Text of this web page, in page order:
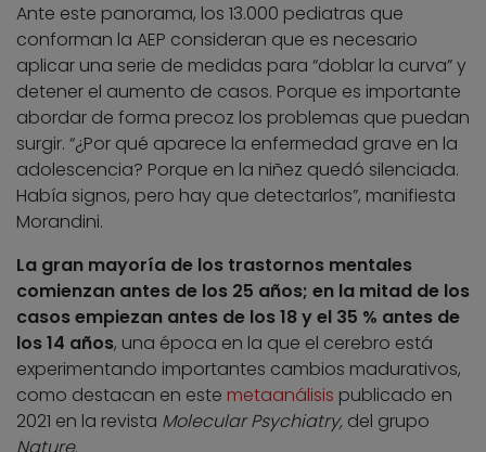
Ante este panorama, los 13.000 pediatras que
conforman la AEP consideran que es necesario
aplicar una serie de medidas para “doblar la curva” y
detener el aumento de casos. Porque es importante
abordar de forma precoz los problemas que puedan
surgir. “¿Por qué aparece la enfermedad grave en la
adolescencia? Porque en la niñez quedó silenciada.
Había signos, pero hay que detectarlos”, manifiesta
Morandini.
La gran mayoría de los trastornos mentales
comienzan antes de los 25 años; en la mitad de los
casos empiezan antes de los 18 y el 35 % antes de
los 14 años, una época en la que el cerebro está
experimentando importantes cambios madurativos,
como destacan en este metaanálisis publicado en
2021 en la revista Molecular Psychiatry, del grupo